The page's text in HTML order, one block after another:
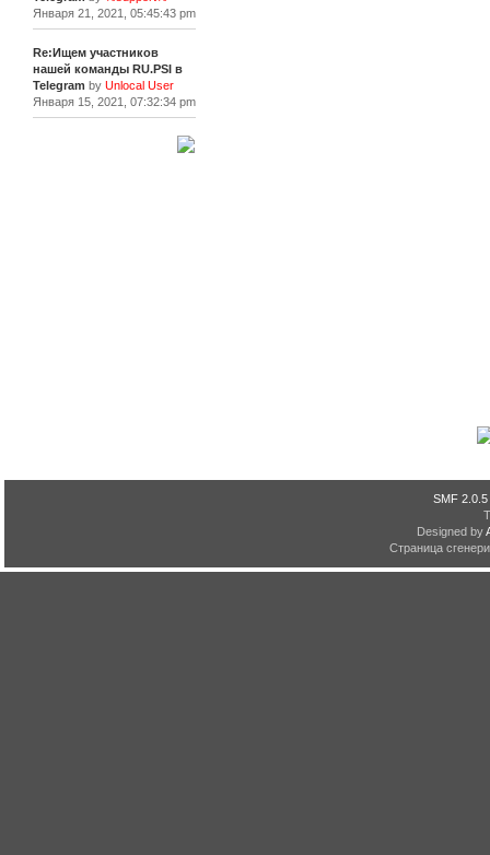
Января 21, 2021, 05:45:43 pm
Re:Ищем участников
нашей команды RU.PSI в
Telegram by Unlocal User
Января 15, 2021, 07:32:34 pm
SMF 2.0.5
Designed by
Страница